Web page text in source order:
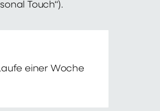
Touch“).
einer Woche